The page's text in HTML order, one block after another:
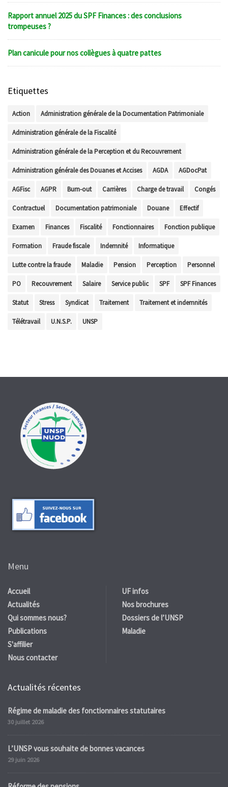
Rapport annuel 2025 du SPF Finances : des conclusions
trompeuses ?
Plan canicule pour nos collègues à quatre pattes
Etiquettes
Action Administration générale de la Documentation Patrimoniale
Administration générale de la Fiscalité
Administration générale de la Perception et du Recouvrement
Administration générale des Douanes et Accises AGDA AGDocPat
AGFisc AGPR Burn-out Carrières Charge de travail Congés
Contractuel Documentation patrimoniale Douane Effectif
Examen Finances Fiscalité Fonctionnaires Fonction publique
Formation Fraude fiscale Indemnité Informatique
Lutte contre la fraude Maladie Pension Perception Personnel
PO Recouvrement Salaire Service public SPF SPF Finances
Statut Stress Syndicat Traitement Traitement et indemnités
Télétravail U.N.S.P. UNSP
Menu
Accueil
Actualités
Qui sommes nous?
Publications
S'affilier
Nous contacter
UF infos
Nos brochures
Dossiers de l’UNSP
Maladie
Actualités récentes
Régime de maladie des fonctionnaires statutaires
30 juillet 2026
L’UNSP vous souhaite de bonnes vacances
29 juin 2026